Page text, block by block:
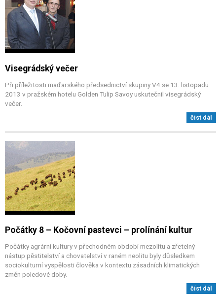
Visegrádský večer
Při příležitosti maďarského předsednictví skupiny V4 se 13. listopadu
2013 v pražském hotelu Golden Tulip Savoy uskutečnil visegrádský
večer.
číst dál
Počátky 8 – Kočovní pastevci – prolínání kultur
Počátky agrární kultury v přechodném období mezolitu a zřetelný
nástup pěstitelství a chovatelství v raném neolitu byly důsledkem
sociokulturní vyspělosti člověka v kontextu zásadních klimatických
změn poledové doby.
číst dál